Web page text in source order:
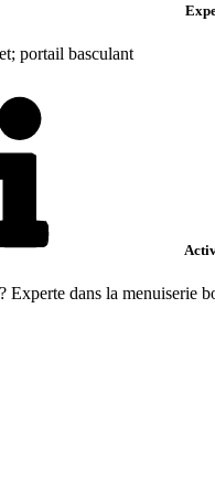
portail basculant
Experte dans la menuiserie